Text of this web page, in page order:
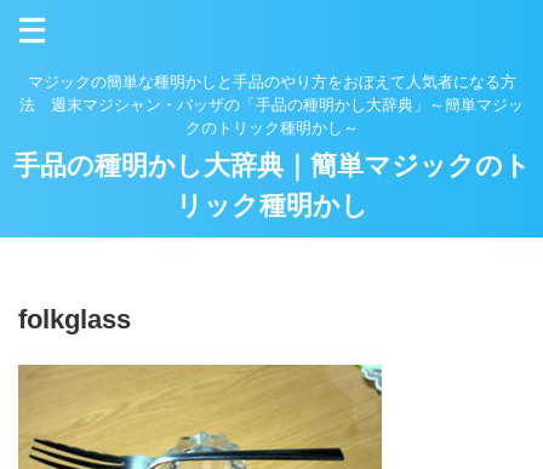
マジックの簡単な種明かしと手品のやり方をおぼえて人気者になる方
法 週末マジシャン・バッザの「手品の種明かし大辞典」～簡単マジッ
クのトリック種明かし～
手品の種明かし大辞典｜簡単マジックのト
リック種明かし
folkglass